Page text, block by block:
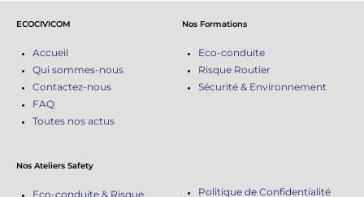
ECOCIVICOM
Accueil
Qui sommes-nous
Contactez-nous
FAQ
Toutes nos actus
Nos Formations
Eco-conduite
Risque Routier
Sécurité & Environnement
Nos Ateliers Safety
Eco-conduite & Risque Politique de Confidentialité